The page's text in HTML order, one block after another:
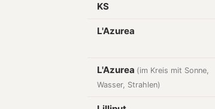
KS
L'Azurea
L'Azurea (im Kreis mit Sonne,
Wasser, Strahlen)